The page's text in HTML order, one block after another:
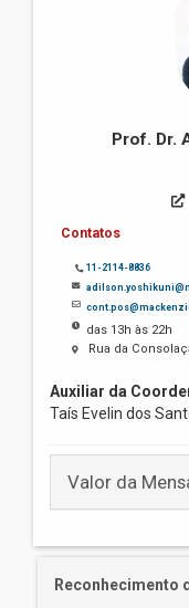
Prof. Dr.
Contatos
11-2114-8836
das 13h às 22h
Rua da
Auxiliar da
Taís Evelin dos
Valor da
Reconhecimento